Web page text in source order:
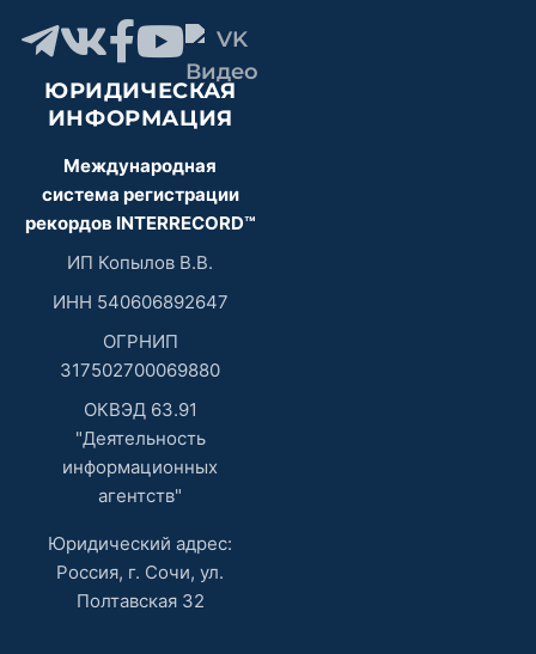
ЮРИДИЧЕСКАЯ
ИНФОРМАЦИЯ
Международная
система регистрации
рекордов INTERRECORD™
ИП Копылов В.В.
ИНН 540606892647
ОГРНИП
317502700069880
ОКВЭД 63.91
"Деятельность
информационных
агентств"
Юридический адрес:
Россия, г. Сочи, ул.
Полтавская 32